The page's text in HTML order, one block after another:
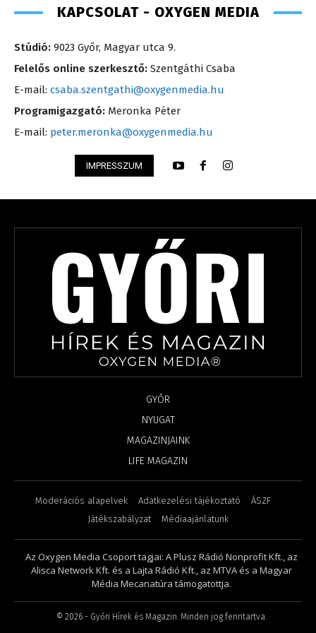
KAPCSOLAT - OXYGEN MEDIA
Stúdió: 9023 Győr, Magyar utca 9.
Felelős online szerkesztő: Szentgáthi Csaba
E-mail: csaba.szentgathi@oxygenmedia.hu
Programigazgató: Meronka Péter
E-mail: peter.meronka@oxygenmedia.hu
IMPRESSZUM
GYŐR
NYUGAT
MAGAZINJAINK
LIFE MAGAZIN
Moderációs alapelvek Adatkezelési tájékoztató
ÁSZF
Játékszabályzat
Médiaajánlatunk
Az Oxygen Media Csoport tagjai: A Plusz Rádió Nonprofit Kft., az
Alisca Network Kft. és a Lajta Rádió Kft., az MTVA és a Magyar
Média Mecanatúra támogatottja.
© 2026 - Győri Hírek és Magazin. Minden jog fenntartva.